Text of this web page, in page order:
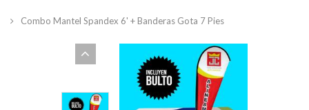
Combo Mantel Spandex 6' + Banderas Gota 7 Pies